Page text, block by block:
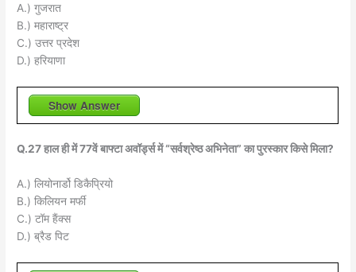
A.) गुजरात
B.) महाराष्ट्र
C.) उत्तर प्रदेश
D.) हरियाणा
Show Answer
Q.27 हाल ही में 77वें बाफ्टा अवॉर्ड्स में “सर्वश्रेष्ठ अभिनेता” का पुरस्कार किसे मिला?
A.) लियोनार्डो डिकैप्रियो
B.) किलियन मर्फी
C.) टॉम हैंक्स
D.) ब्रैड पिट